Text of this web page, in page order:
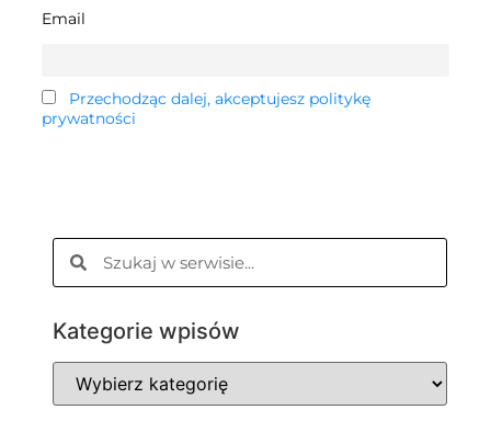
Email
Przechodząc dalej, akceptujesz politykę
prywatności
Kategorie wpisów